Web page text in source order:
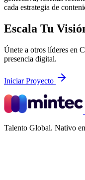
cada estrategia de
Escala Tu
Únete a otros líderes en
presencia digital.
Iniciar Proyecto
Talento Global. Nativo